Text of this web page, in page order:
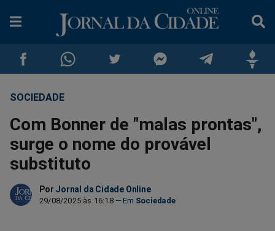
Compartilhar
no
Facebook
Compartilhar
no
Whatsapp
no
no
no
no
SOCIEDADE
Com Bonner de "malas prontas",
surge o nome do provável
substituto
Por Jornal da Cidade Online
29/08/2025 às 16:18 Sociedade